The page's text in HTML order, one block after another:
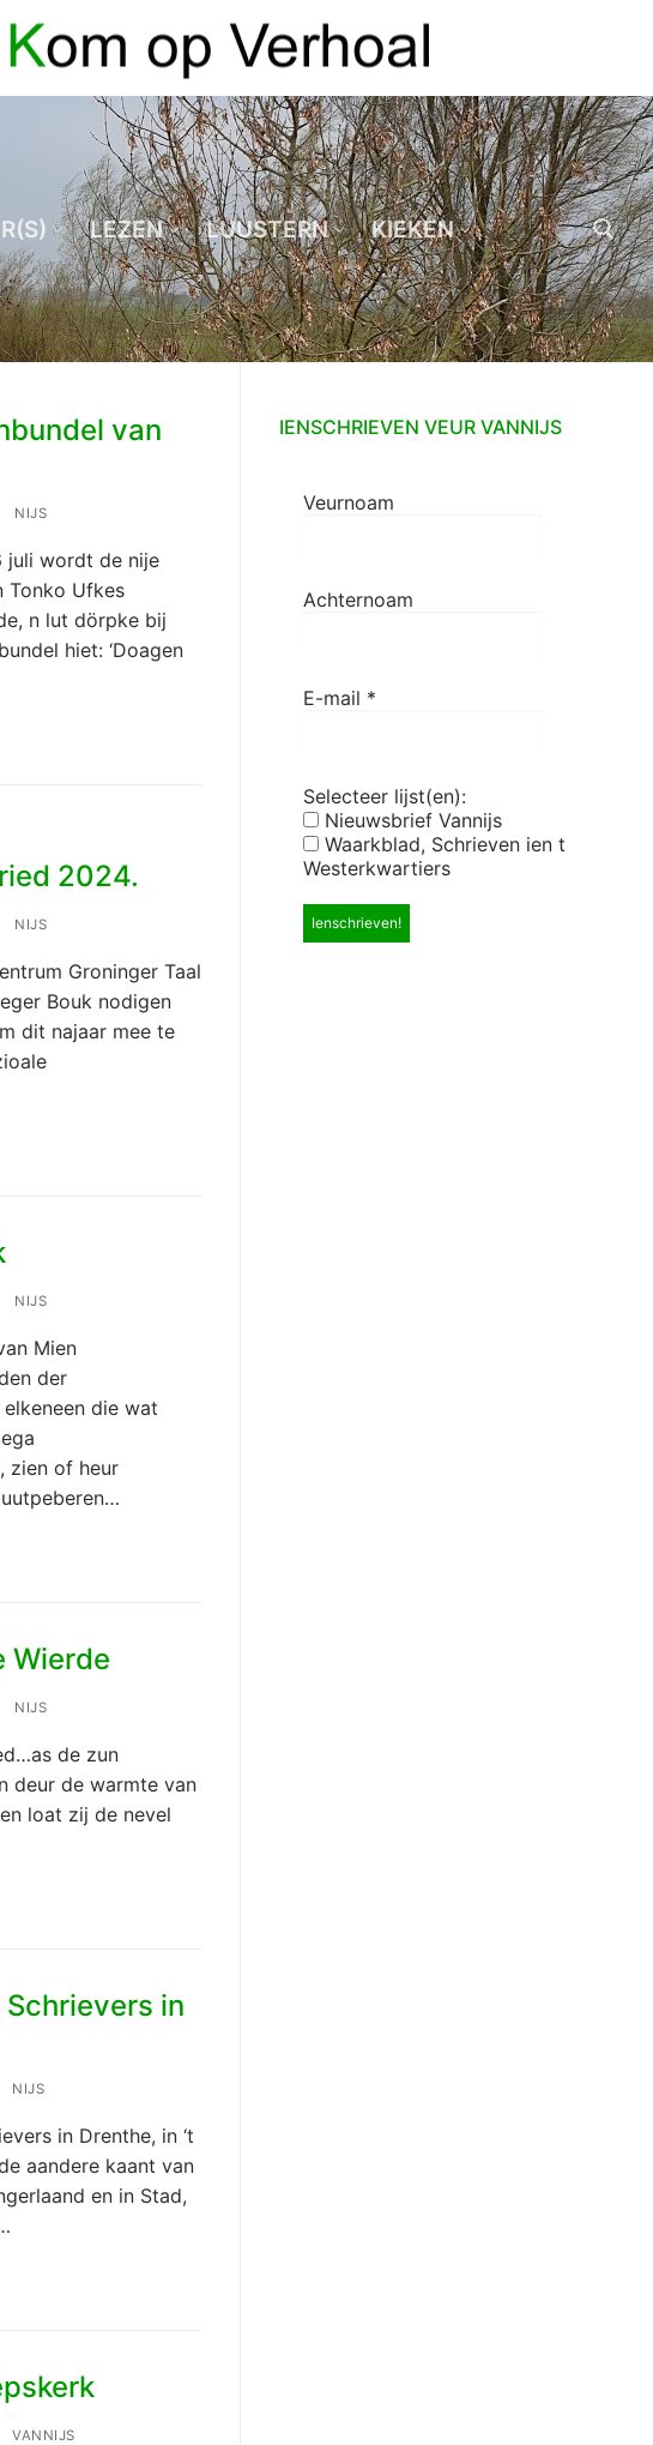
LEZEN LUUSTERN KIEKEN
Zoeken naar:
van
NIJS
juli wordt de nije
Tonko Ufkes
n lut dörpke bij
hiet: ‘Doagen
2024.
NIJS
Groninger Taal
Bouk nodigen
dit najaar mee te
NIJS
Mien
der
die wat
zien of heur
Wierde
NIJS
de zun
deur de warmte van
loat zij de nevel
in
NIJS
in Drenthe, in ‘t
aandere kaant van
en in Stad,
VANNIJS
IENSCHRIEVEN VEUR VANNIJS
Veurnoam
Achternoam
E-mail *
Selecteer lijst(en):
Nieuwsbrief Vannijs
Waarkblad, Schrieven ien t
Westerkwartiers